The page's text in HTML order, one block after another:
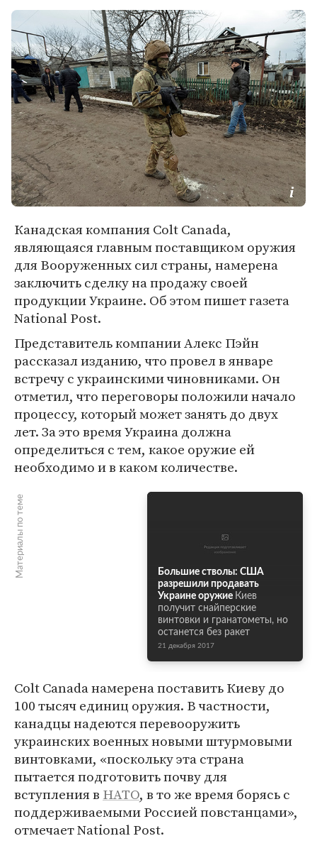
Канадская компания Colt Canada,
являющаяся главным поставщиком оружия
для Вооруженных сил страны, намерена
заключить сделку на продажу своей
продукции Украине. Об этом пишет газета
National Post.
Представитель компании Алекс Пэйн
рассказал изданию, что провел в январе
встречу с украинскими чиновниками. Он
отметил, что переговоры положили начало
процессу, который может занять до двух
лет. За это время Украина должна
определиться с тем, какое оружие ей
необходимо и в каком количестве.
Материалы по теме
Большие стволы: США
разрешили продавать
Украине оружие Киев
получит снайперские
винтовки и гранатометы, но
останется без ракет
21 декабря 2017
Colt Canada намерена поставить Киеву до
100 тысяч единиц оружия. В частности,
канадцы надеются перевооружить
украинских военных новыми штурмовыми
винтовками, «поскольку эта страна
пытается подготовить почву для
вступления в НАТО, в то же время борясь с
поддерживаемыми Россией повстанцами»,
отмечает National Post.